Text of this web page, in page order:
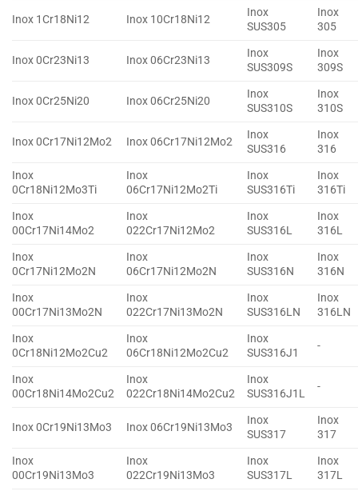
Inox 1Cr18Ni12 Inox 10Cr18Ni12
Inox
SUS305
Inox
305
Inox 0Cr23Ni13 Inox 06Cr23Ni13
Inox
SUS309S
Inox
309S
Inox 0Cr25Ni20 Inox 06Cr25Ni20
Inox
SUS310S
Inox
310S
Inox 0Cr17Ni12Mo2 Inox 06Cr17Ni12Mo2
Inox
SUS316
Inox
316
Inox
0Cr18Ni12Mo3Ti
Inox
06Cr17Ni12Mo2Ti
Inox
SUS316Ti
Inox
316Ti
Inox
00Cr17Ni14Mo2
Inox
022Cr17Ni12Mo2
Inox
SUS316L
Inox
316L
Inox
0Cr17Ni12Mo2N
Inox
06Cr17Ni12Mo2N
Inox
SUS316N
Inox
316N
Inox
00Cr17Ni13Mo2N
Inox
022Cr17Ni13Mo2N
Inox
SUS316LN
Inox
316LN
Inox
0Cr18Ni12Mo2Cu2
Inox
06Cr18Ni12Mo2Cu2
Inox
SUS316J1
-
Inox
00Cr18Ni14Mo2Cu2
Inox
022Cr18Ni14Mo2Cu2
Inox
SUS316J1L
-
Inox 0Cr19Ni13Mo3 Inox 06Cr19Ni13Mo3
Inox
SUS317
Inox
317
Inox
00Cr19Ni13Mo3
Inox
022Cr19Ni13Mo3
Inox
SUS317L
Inox
317L